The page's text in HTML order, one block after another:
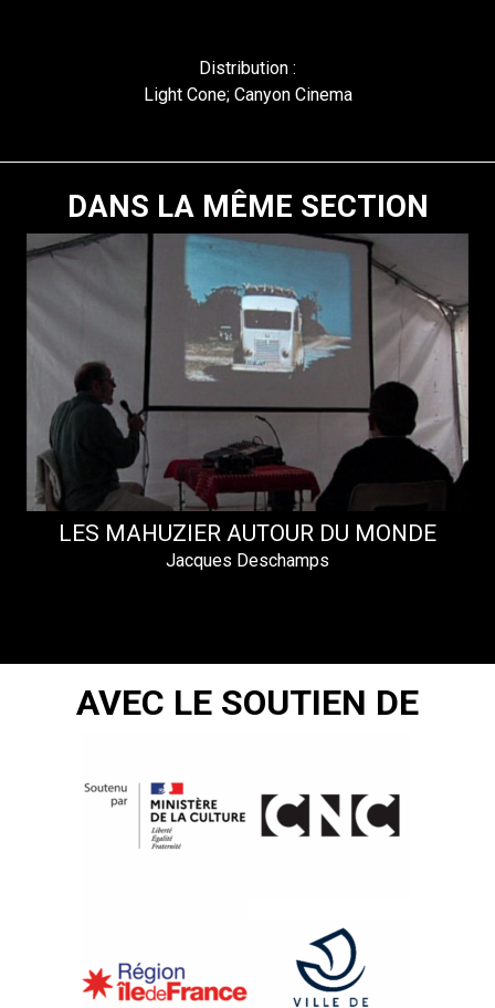
Distribution :
Light Cone; Canyon Cinema
DANS LA MÊME SECTION
LES MAHUZIER AUTOUR DU MONDE
Jacques Deschamps
AVEC LE SOUTIEN DE